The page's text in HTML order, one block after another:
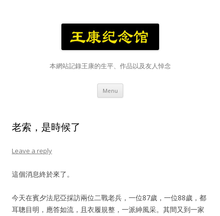
本網站記錄王康的生平、作品以及友人悼念
Menu Skip
content
老索，是時候了
Leave a reply
這個消息終於來了。
今天在賓夕法尼亞採訪兩位二戰老兵，一位87歲，一位88歲，都
耳聰目明，應答如流，且衣履規整，一派紳風采。其間又到一家